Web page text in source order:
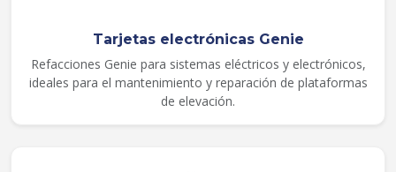
Tarjetas electrónicas Genie
Refacciones Genie para sistemas eléctricos y electrónicos,
ideales para el mantenimiento y reparación de plataformas
de elevación.